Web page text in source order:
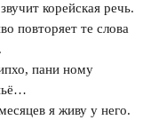
корейская речь.
повторяет те слова
пани ному
я живу у него.